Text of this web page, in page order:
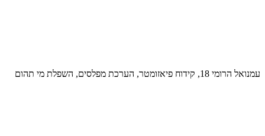
עמנואל הרומי 18, קידוח פיאזומטר, הערכת מפלסים, השפלת מי תהום